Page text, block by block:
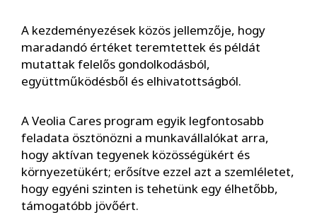
A kezdeményezések közös jellemzője, hogy
maradandó értéket teremtettek és példát
mutattak felelős gondolkodásból,
együttműködésből és elhivatottságból.
A Veolia Cares program egyik legfontosabb
feladata ösztönözni a munkavállalókat arra,
hogy aktívan tegyenek közösségükért és
környezetükért; erősítve ezzel azt a szemléletet,
hogy egyéni szinten is tehetünk egy élhetőbb,
támogatóbb jövőért.